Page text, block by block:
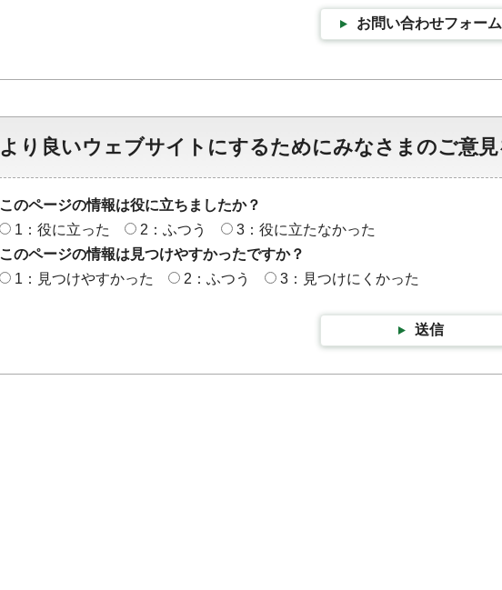
お問い合わせフォーム
より良いウェブサイトにするためにみなさまのご意
このページの情報は役に立ちましたか？
1：役に立った
2：ふつう
3：役に立たなかった
このページの情報は見つけやすかったですか？
1：見つけやすかった
2：ふつう 3：見つけにくかった
送信